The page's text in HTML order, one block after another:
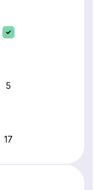
5
17